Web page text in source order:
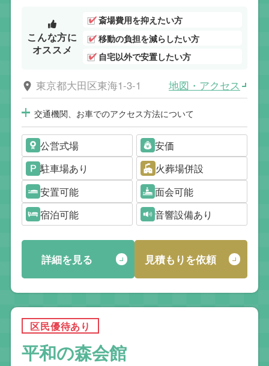
こんな方に
オススメ
斎場費用を抑えたい方
移動の負担を減らしたい方
自宅以外で安置したい方
東京都大田区東海1-3-1 地図・アクセス
交通機関、お車でのアクセス方法について
公営式場
安価
駐車場あり
火葬場併設
安置可能
面会可能
宿泊可能
音響設備あり
詳細を見る 見積もりを依頼
区民優待あり
平和の森会館